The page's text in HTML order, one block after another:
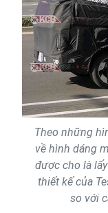
Theo những
về hình dáng
được cho là
thiết kế của
so với